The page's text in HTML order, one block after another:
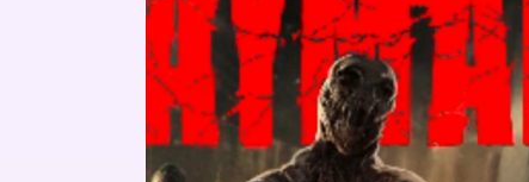
Daymare
1998
(1)
Прохождение